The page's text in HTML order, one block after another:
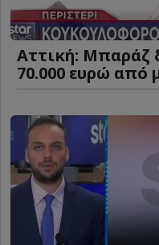
Αττική: Μπαράζ
70.000 ευρώ από